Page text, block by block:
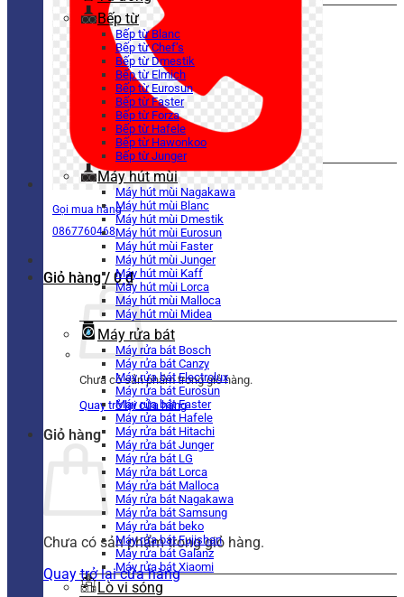
Gọi mua hàng
0867760468
Giỏ hàng / 0₫
Chưa có sản phẩm trong giỏ hàng.
Quay trở lại cửa hàng
Giỏ hàng
Chưa có sản phẩm trong giỏ hàng.
Quay trở lại cửa hàng
Bếp từ
Bếp từ Blanc
Bếp từ Chef’s
Bếp từ Dmestik
Bếp từ Elmich
Bếp từ Eurosun
Bếp từ Faster
Bếp từ Forza
Bếp từ Hafele
Bếp từ Hawonkoo
Bếp từ Junger
Máy hút mùi
Máy hút mùi Nagakawa
Máy hút mùi Blanc
Máy hút mùi Dmestik
Máy hút mùi Eurosun
Máy hút mùi Faster
Máy hút mùi Junger
Máy hút mùi Kaff
Máy hút mùi Lorca
Máy hút mùi Malloca
Máy hút mùi Midea
Máy rửa bát
Máy rửa bát Bosch
Máy rửa bát Canzy
Máy rửa bát Electrolux
Máy rửa bát Eurosun
Máy rửa bát Faster
Máy rửa bát Hafele
Máy rửa bát Hitachi
Máy rửa bát Junger
Máy rửa bát LG
Máy rửa bát Lorca
Máy rửa bát Malloca
Máy rửa bát Nagakawa
Máy rửa bát Samsung
Máy rửa bát beko
Máy rửa bát Fujishan
Máy rửa bát Galanz
Máy rửa bát Xiaomi
Lò vi sóng